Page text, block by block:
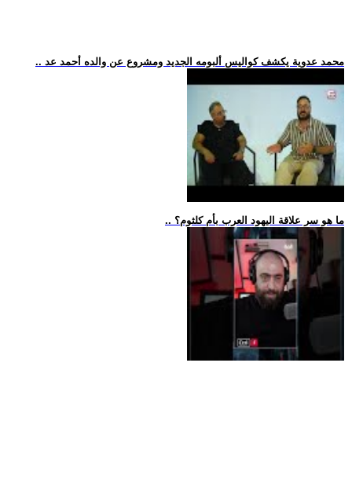
.. محمد عدوية يكشف كواليس ألبومه الجديد ومشروع عن والده أحمد عد
.. ما هو سر علاقة اليهود العرب بأم كلثوم؟